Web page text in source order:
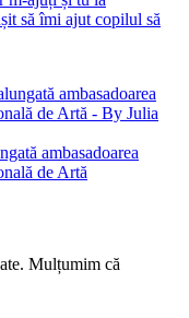
să îmi ajut copilul să
ambasadoarea
de Artă
Mulțumim că